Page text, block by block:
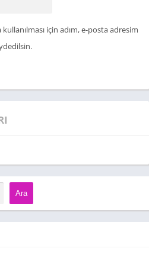
için adım, e-posta adresim
Ara